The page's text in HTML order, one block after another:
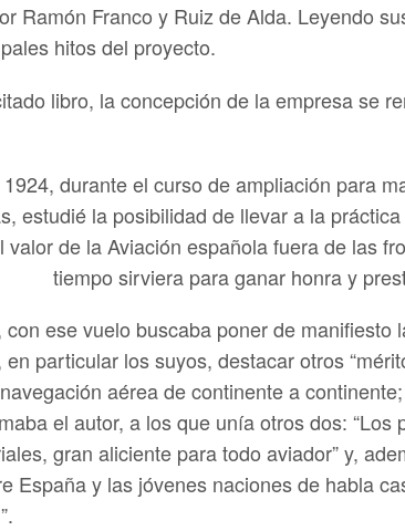
Ramón Franco y Ruiz de Alda. Leyendo
hitos del proyecto.
libro, la concepción de la empresa se
durante el curso de ampliación para
estudié la posibilidad de llevar a la
valor de la Aviación española fuera de las
tiempo sirviera para ganar honra y
ese vuelo buscaba poner de manifiesto
particular los suyos, destacar otros
aérea de continente a
el autor, a los que unía otros dos: “Los
gran aliciente para todo aviador” y,
España y las jóvenes naciones de habla